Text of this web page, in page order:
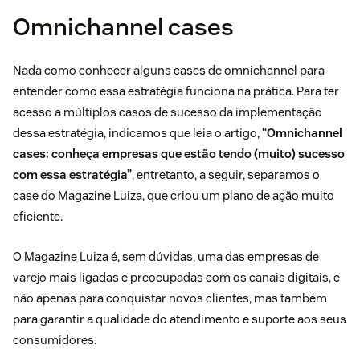
Omnichannel cases
Nada como conhecer alguns cases de omnichannel para
entender como essa estratégia funciona na prática. Para ter
acesso a múltiplos casos de sucesso da implementação
dessa estratégia, indicamos que leia o artigo,“Omnichannel
cases: conheça empresas que estão tendo (muito) sucesso
com essa estratégia”, entretanto, a seguir, separamos o
case do Magazine Luiza, que criou um plano de ação muito
eficiente.
O Magazine Luiza é, sem dúvidas, uma das empresas de
varejo mais ligadas e preocupadas com os canais digitais, e
não apenas para conquistar novos clientes, mas também
para garantir a qualidade do atendimento e suporte aos seus
consumidores.